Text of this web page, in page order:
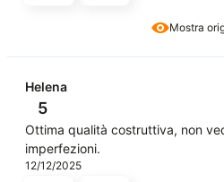
Mostra
Helena
5
Ottima qualità costruttiva, non
imperfezioni.
12/12/2025